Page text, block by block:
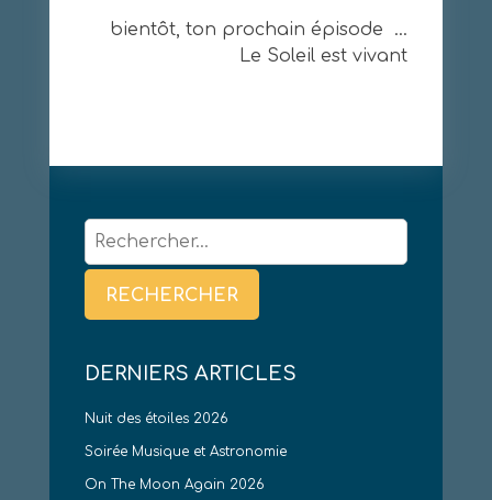
bientôt, ton prochain épisode …
Le Soleil est vivant
Rechercher :
DERNIERS ARTICLES
Nuit des étoiles 2026
Soirée Musique et Astronomie
On The Moon Again 2026